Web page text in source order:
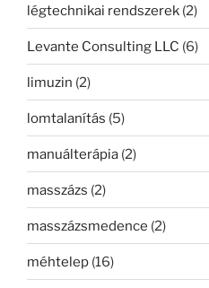
légtechnikai rendszerek (2)
Levante Consulting LLC (6)
limuzin (2)
lomtalanítás (5)
manuálterápia (2)
masszázs (2)
masszázsmedence (2)
méhtelep (16)